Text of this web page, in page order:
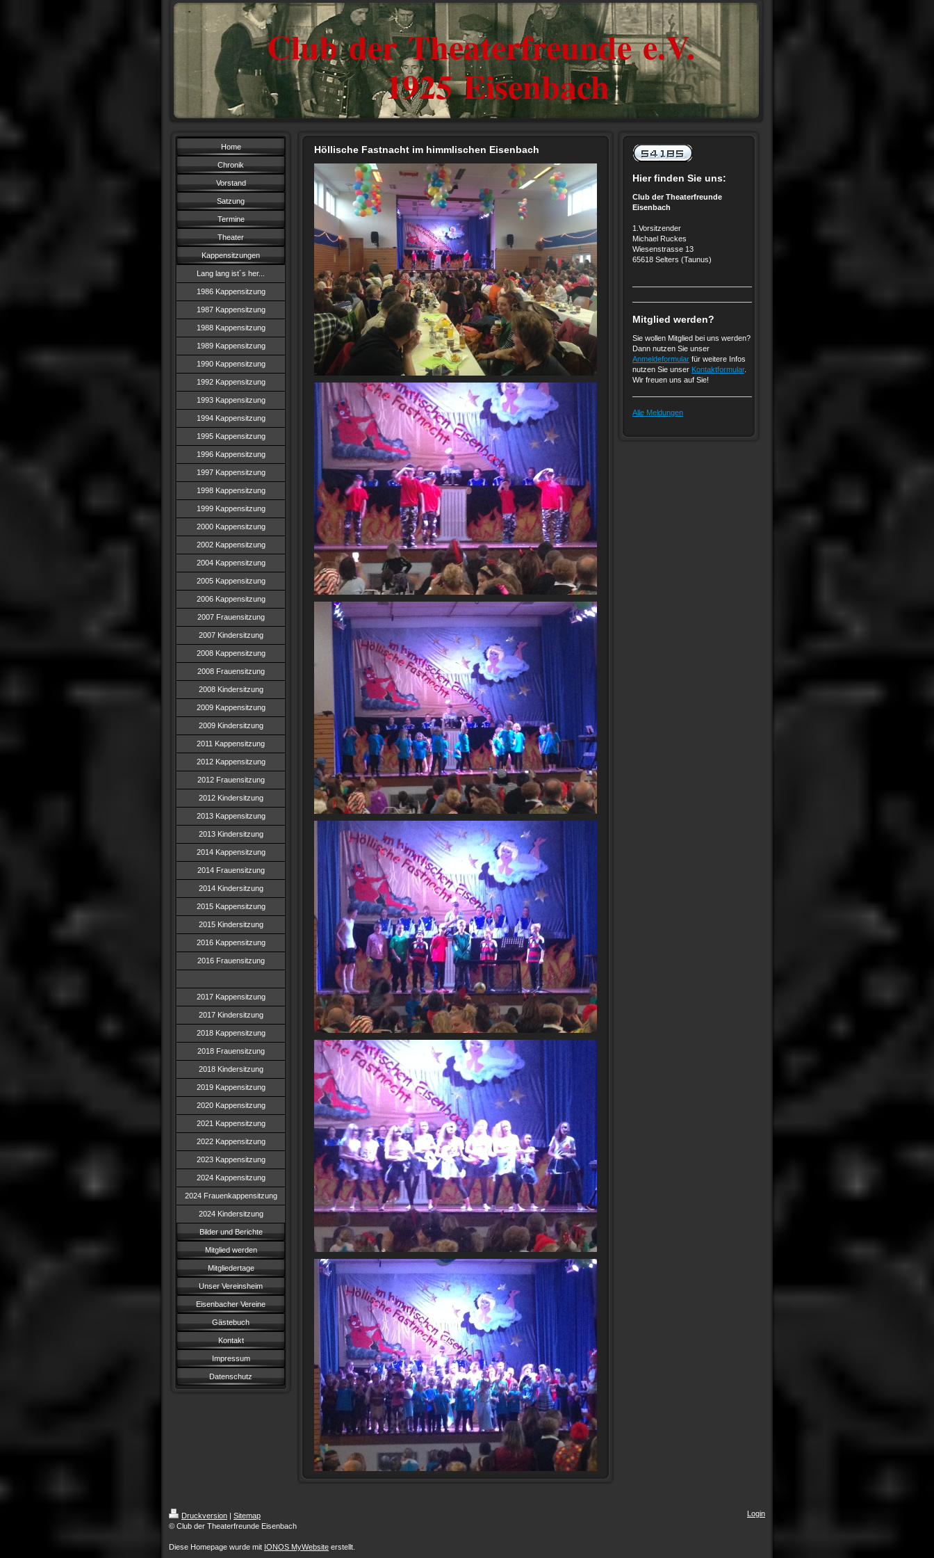
Club der Theaterfreunde e.V.
1925 Eisenbach
Home
Chronik
Vorstand
Satzung
Termine
Theater
Kappensitzungen
Lang lang ist´s her...
1986 Kappensitzung
1987 Kappensitzung
1988 Kappensitzung
1989 Kappensitzung
1990 Kappensitzung
1992 Kappensitzung
1993 Kappensitzung
1994 Kappensitzung
1995 Kappensitzung
1996 Kappensitzung
1997 Kappensitzung
1998 Kappensitzung
1999 Kappensitzung
2000 Kappensitzung
2002 Kappensitzung
2004 Kappensitzung
2005 Kappensitzung
2006 Kappensitzung
2007 Frauensitzung
2007 Kindersitzung
2008 Kappensitzung
2008 Frauensitzung
2008 Kindersitzung
2009 Kappensitzung
2009 Kindersitzung
2011 Kappensitzung
2012 Kappensitzung
2012 Frauensitzung
2012 Kindersitzung
2013 Kappensitzung
2013 Kindersitzung
2014 Kappensitzung
2014 Frauensitzung
2014 Kindersitzung
2015 Kappensitzung
2015 Kindersitzung
2016 Kappensitzung
2016 Frauensitzung
2017 Kappensitzung
2017 Kindersitzung
2018 Kappensitzung
2018 Frauensitzung
2018 Kindersitzung
2019 Kappensitzung
2020 Kappensitzung
2021 Kappensitzung
2022 Kappensitzung
2023 Kappensitzung
2024 Kappensitzung
2024 Frauenkappensitzung
2024 Kindersitzung
Bilder und Berichte
Mitglied werden
Mitgliedertage
Unser Vereinsheim
Eisenbacher Vereine
Gästebuch
Kontakt
Impressum
Datenschutz
Höllische Fastnacht im himmlischen Eisenbach
Hier finden Sie uns:
Club der Theaterfreunde
Eisenbach
1.Vorsitzender
Michael Ruckes
Wiesenstrasse 13
65618 Selters (Taunus)
Mitglied werden?
Sie wollen Mitglied bei uns werden?
Dann nutzen Sie unser
Anmeldeformular für weitere Infos
nutzen Sie unser Kontaktformular.
Wir freuen uns auf Sie!
Alle Meldungen
Druckversion | Sitemap
© Club der Theaterfreunde Eisenbach
Diese Homepage wurde mit IONOS MyWebsite erstellt.
Login